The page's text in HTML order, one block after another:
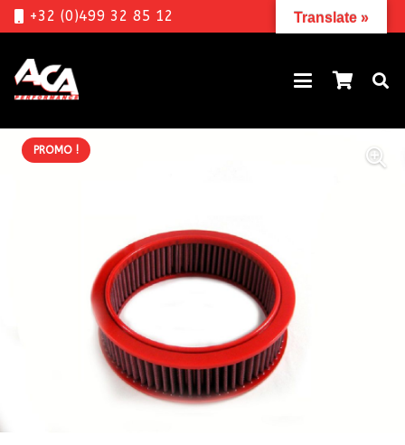
+32 (0)499 32 85 12
PROMO !
Translate »